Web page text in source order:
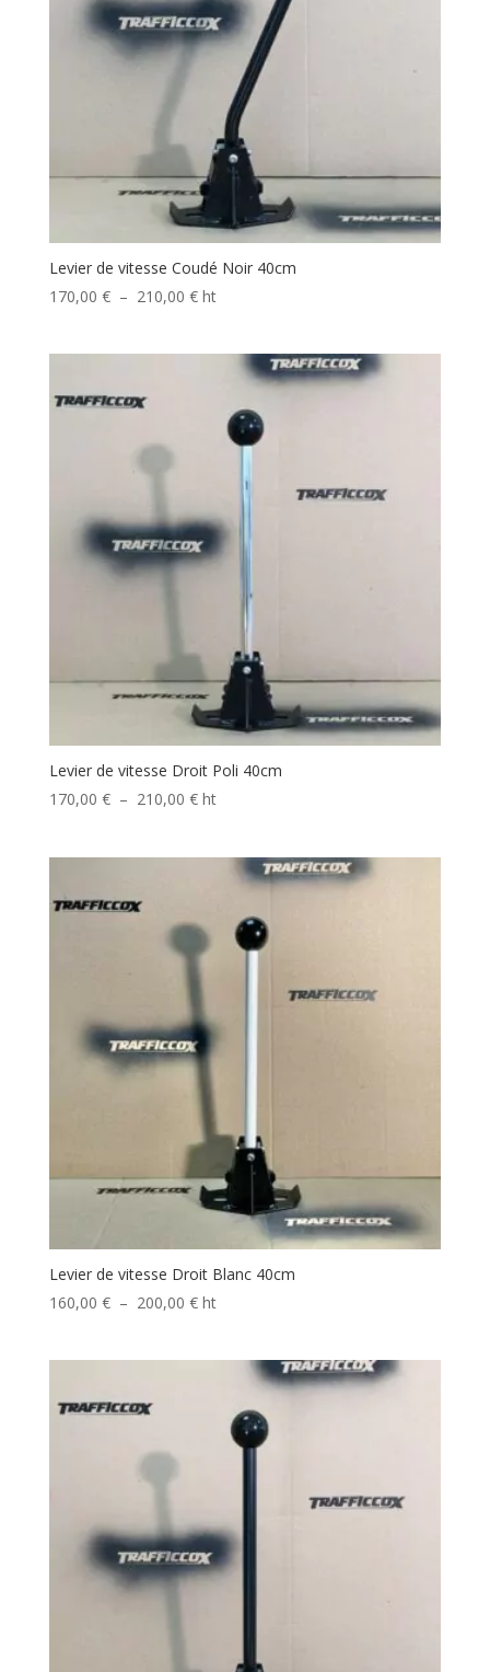
Levier de vitesse Coudé Noir 40cm
170,00 € – 210,00 €Plage
170,00 €
210,00 €
ht
Levier de vitesse Droit Poli 40cm
170,00 € – 210,00 €Plage
170,00 €
210,00 €
ht
Levier de vitesse Droit Blanc 40cm
160,00 € – 200,00 €Plage
160,00 €
200,00 €
ht